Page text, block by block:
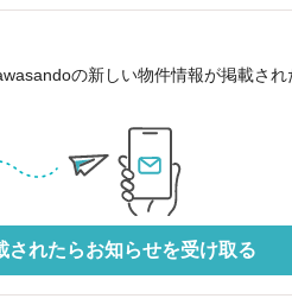
の新しい物件情報が掲載さ
されたらお知らせを受け取る